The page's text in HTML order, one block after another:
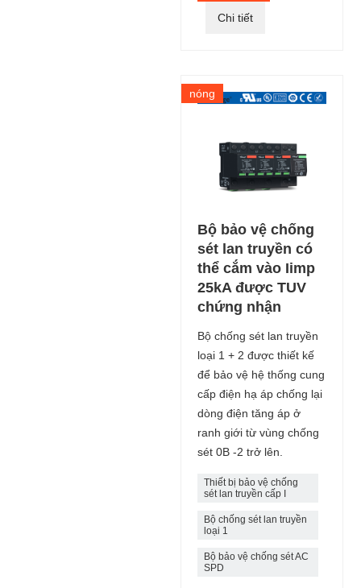
Chi tiết
nóng
Bộ bảo vệ chống
sét lan truyền có
thể cắm vào Iimp
25kA được TUV
chứng nhận
Bộ chống sét lan truyền
loại 1 + 2 được thiết kế
để bảo vệ hệ thống cung
cấp điện hạ áp chống lại
dòng điện tăng áp ở
ranh giới từ vùng chống
sét 0B -2 trở lên.
Thiết bị bảo vệ chống
sét lan truyền cấp I
Bộ chống sét lan truyền
loại 1
Bộ bảo vệ chống sét AC
SPD